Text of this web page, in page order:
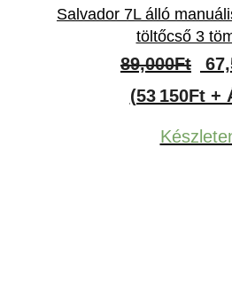
Salvador 7L álló
töltőcső 3
89,000Ft
(53 150Ft +